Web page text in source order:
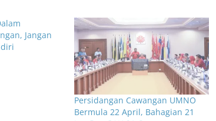
Jangan
Persidangan Cawangan UMNO
Bermula 22 April, Bahagian 21